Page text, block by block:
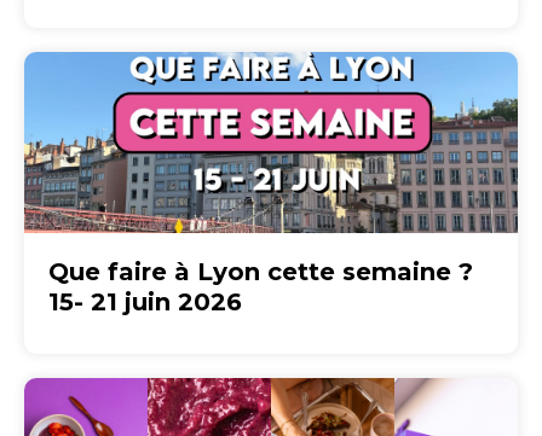
Que faire à Lyon cette semaine ?
15- 21 juin 2026